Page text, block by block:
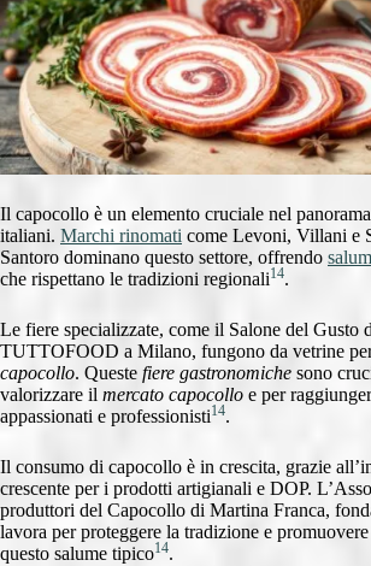
Il capocollo è un elemento cruciale nel
italiani. Marchi rinomati come Levoni, Villani e
Santoro dominano questo settore, offrendo
che rispettano le tradizioni regionali14.
Le fiere specializzate, come il Salone del Gusto
TUTTOFOOD a Milano, fungono da vetrine
capocollo. Queste fiere gastronomiche sono
valorizzare il mercato capocollo e per
appassionati e professionisti14.
Il consumo di capocollo è in crescita, grazie
crescente per i prodotti artigianali e DOP.
produttori del Capocollo di Martina Franca,
lavora per proteggere la tradizione e
questo salume tipico14.